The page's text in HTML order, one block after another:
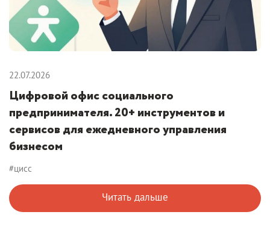
22.07.2026
Цифровой офис социального
предпринимателя. 20+ инструментов и
сервисов для ежедневного управления
бизнесом
#цисс
Читать дальше